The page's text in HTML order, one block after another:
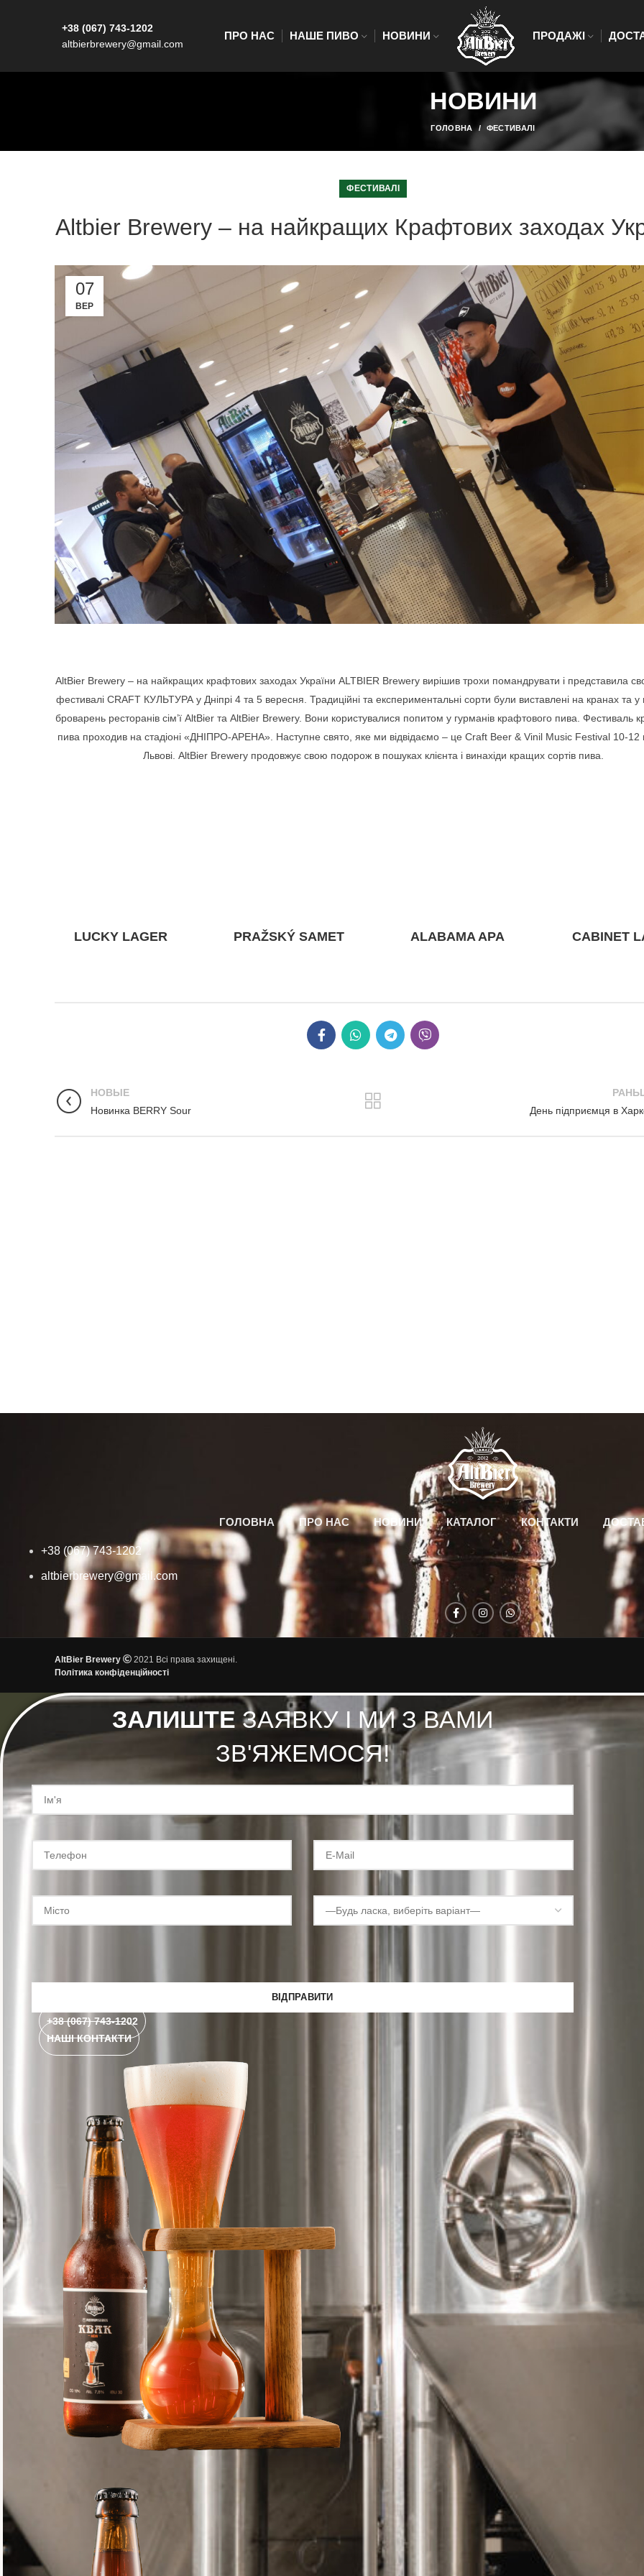
+38 (067) 743-1202
altbierbrewery@gmail.com
ПРО НАС НАШЕ ПИВО НОВИНИ ПРОДАЖІ
НОВИНИ
ГОЛОВНА ФЕСТИВАЛІ
ФЕСТИВАЛІ
Altbier Brewery – на найкращих Крафтових заходах
07
ВЕР
AltBier Brewery – на найкращих крафтових заходах України ALTBIER Brewery вирішив трохи помандрувати і представила
фестивалі CRAFT КУЛЬТУРА у Днiпрi 4 та 5 вересня. Традицiйнi та експериментальні сорти були виставлені на кранах та у
броварень ресторанів сім’ї AltBier та AltBier Brewery. Вони користувалися попитом у гурманів крафтового пива. Фестиваль
пива проходив на стадіоні «ДНІПРО-АРЕНА». Наступне свято, яке ми відвідаємо – це Craft Beer & Vinil Music Festival 10-12
Львові. AltBier Brewery продовжує свою подорож в пошуках клієнта i винахіди кращих сортів пива.
LUCKY LAGER PRAŽSKÝ SAMET ALABAMA APA CABINET
НОВЫЕ
Новинка BERRY Sour
День підприємця в
ГОЛОВНА ПРО НАС НОВИНИ КАТАЛОГ КОНТАКТИ
+38 (067) 743-1202
altbierbrewery@gmail.com
AltBier Brewery
2021 Всі права захищені.
Політика конфіденційності
ЗАЛИШТЕ ЗАЯВКУ І МИ З ВАМИ
ЗВ'ЯЖЕМОСЯ!
+38 (067) 743-1202
НАШІ КОНТАКТИ